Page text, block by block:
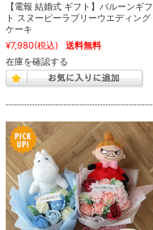
【電報 結婚式 ギフト】バルーンギフ
ト スヌーピーラブリーウエディング
ケーキ
¥7,980(税込)
送料無料
在庫を確認する